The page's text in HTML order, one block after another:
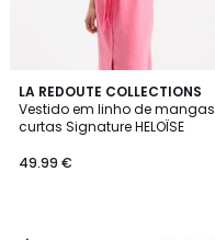
LA REDOUTE COLLECTIONS
Vestido em linho de mangas
curtas Signature HELOÏSE
49.99 €
4,3
/ 5
3
Cores